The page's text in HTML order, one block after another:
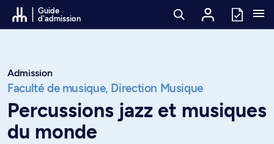
Passer au contenu
Guide
d'admission
Admission
Faculté de musique, Direction Musique
Percussions jazz et musiques
du monde